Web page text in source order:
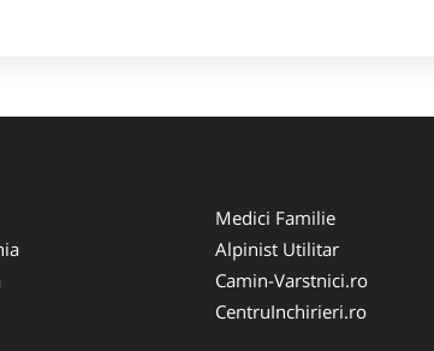
Medici Familie
Alpinist Utilitar
Camin-Varstnici.ro
CentruInchirieri.ro